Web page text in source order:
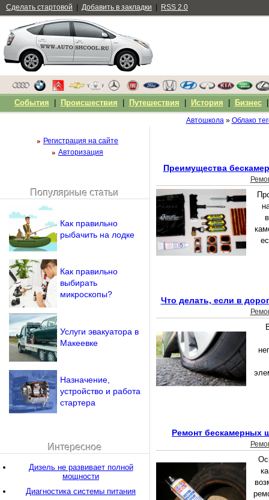
Автошкола» Облако
Преимущества
Что делать, если в
Ремонт бескамерных
Регистрация на сайте
Авторизация
Популярные статьи
Как правильно
рыбачить на лодке
Как правильно
выбирать
микроскопы?
Услуги эвакуатора в
Макеевке
Назначение,
устройство и работа
стартера
Интересное
Дизель не развивает полной
мощности
Диагностика системы питания
Сделать стартовой Добавить в закладки RSS 2.0
События Происшествия Путешествия История Бизнес